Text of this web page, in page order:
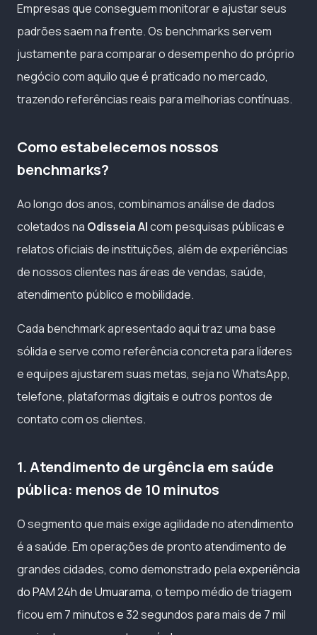
Empresas que conseguem monitorar e ajustar seus
padrões saem na frente. Os benchmarks servem
justamente para comparar o desempenho do próprio
negócio com aquilo que é praticado no mercado,
trazendo referências reais para melhorias contínuas.
Como estabelecemos nossos
benchmarks?
Ao longo dos anos, combinamos análise de dados
coletados na Odisseia AIcom pesquisas públicas e
relatos oficiais de instituições, além de experiências
de nossos clientes nas áreas de vendas, saúde,
atendimento público e mobilidade.
Cada benchmark apresentado aqui traz uma base
sólida e serve como referência concreta para líderes
e equipes ajustarem suas metas, seja no WhatsApp,
telefone, plataformas digitais e outros pontos de
contato com os clientes.
1. Atendimento de urgência em saúde
pública: menos de 10 minutos
O segmento que mais exige agilidade no atendimento
é a saúde. Em operações de pronto atendimento de
grandes cidades, como demonstrado pelaexperiência
do PAM 24h de Umuarama, o tempo médio de triagem
ficou em 7 minutos e 32 segundos para mais de 7 mil